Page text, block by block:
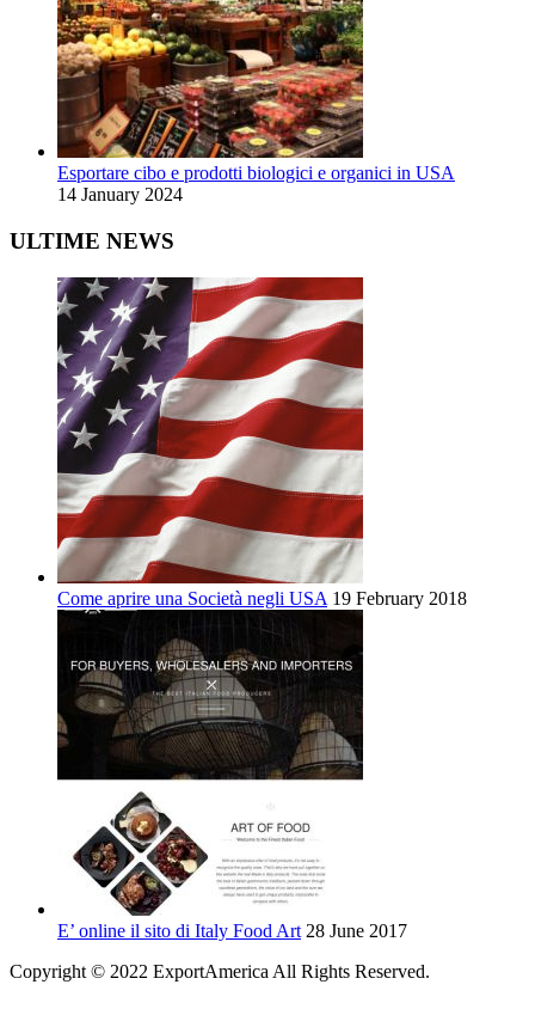
Esportare cibo e prodotti biologici e organici in USA
14 January 2024
ULTIME NEWS
Come aprire una Società negli USA 19 February 2018
E’ online il sito di Italy Food Art 28 June 2017
Copyright © 2022 ExportAmerica All Rights Reserved.